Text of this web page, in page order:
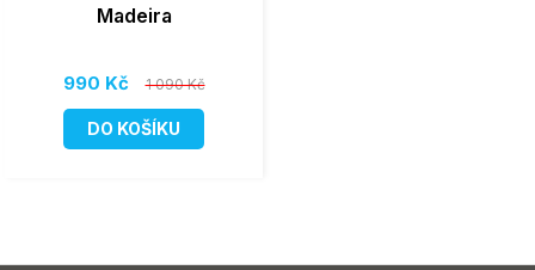
Madeira
990 Kč 1 090 Kč
DO KOŠÍKU